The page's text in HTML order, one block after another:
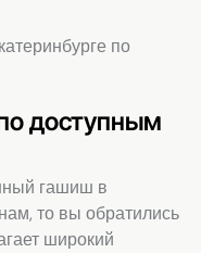
по
доступным
гашиш в
то вы обратились
широкий